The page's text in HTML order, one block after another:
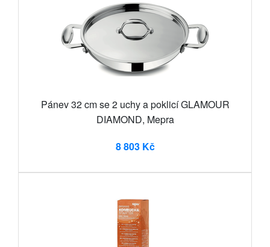
Pánev 32 cm se 2 uchy a poklicí GLAMOUR
DIAMOND, Mepra
8 803 Kč